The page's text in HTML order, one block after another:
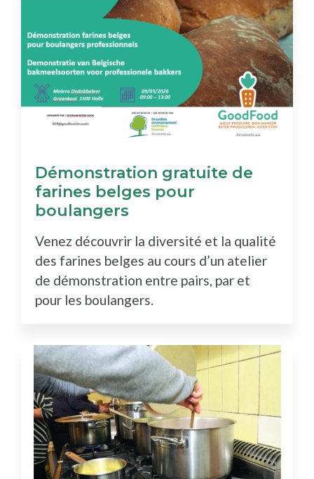
Démonstration gratuite de
farines belges pour
boulangers
Venez découvrir la diversité et la qualité
des farines belges au cours d’un atelier
de démonstration entre pairs, par et
pour les boulangers.